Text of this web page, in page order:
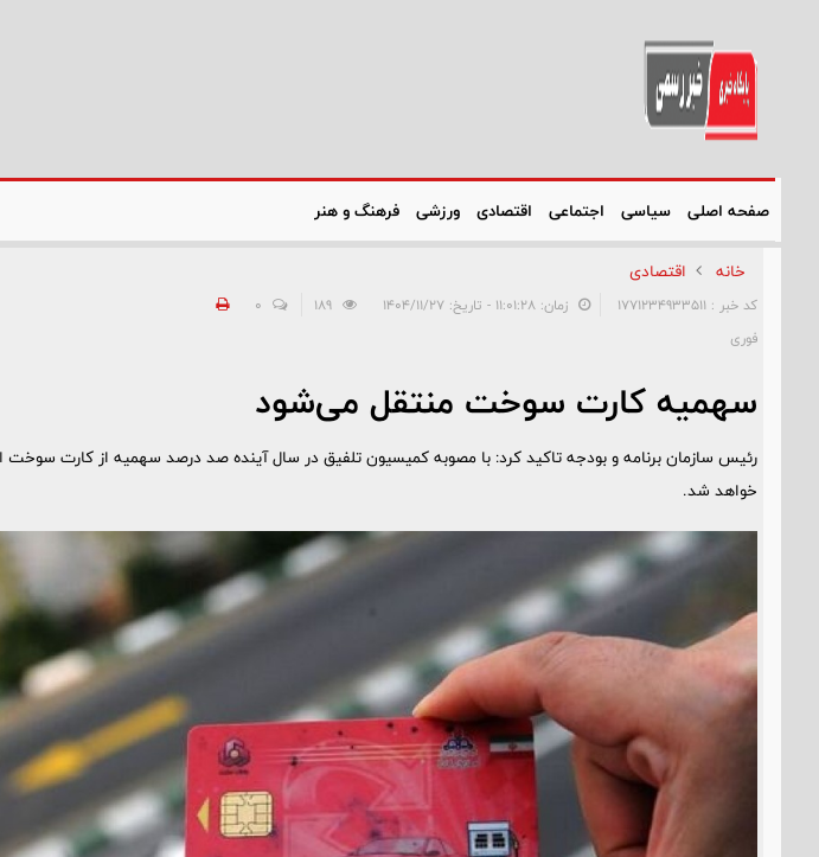
صفحه اصلی سیاسی اجتماعی اقتصادی ورزشی فرهنگ و هنر
خانه اقتصادی
کد خبر : 1771234933511 زمان: ۱۱:۰۱:۲۸ - تاریخ: ۱۴۰۴/۱۱/۲۷
0
فوری
سهمیه کارت سوخت منتقل می‌شود
رئیس سازمان برنامه و بودجه تاکید کرد: با مصوبه کمیسیون تلفیق در سال آینده صد درصد سهمیه از کارت سوخت
خواهد شد.